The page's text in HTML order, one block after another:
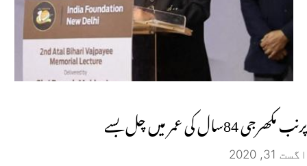
پرنب مکھرجی 84سال کی عمر میں چل بسے
اگست 31, 2020